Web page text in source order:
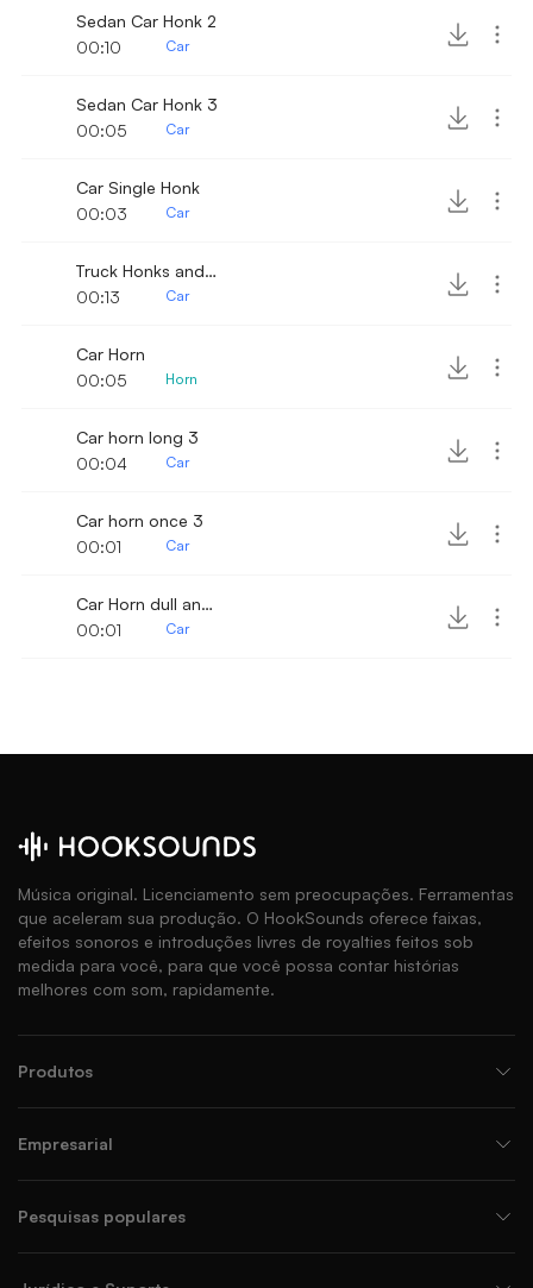
Sedan Car Honk 2
00:10
Car
Sedan Car Honk 3
00:05
Car
Car Single Honk
00:03
Car
Truck Honks and Passed by 2
00:13
Car
Car Horn
00:05
Horn
Car horn long 3
00:04
Car
Car horn once 3
00:01
Car
Car Horn dull and distant
00:01
Car
Música original. Licenciamento sem preocupações. Ferramentas
que aceleram sua produção. O HookSounds oferece faixas,
efeitos sonoros e introduções livres de royalties feitos sob
medida para você, para que você possa contar histórias
melhores com som, rapidamente.
Produtos
Empresarial
Pesquisas populares